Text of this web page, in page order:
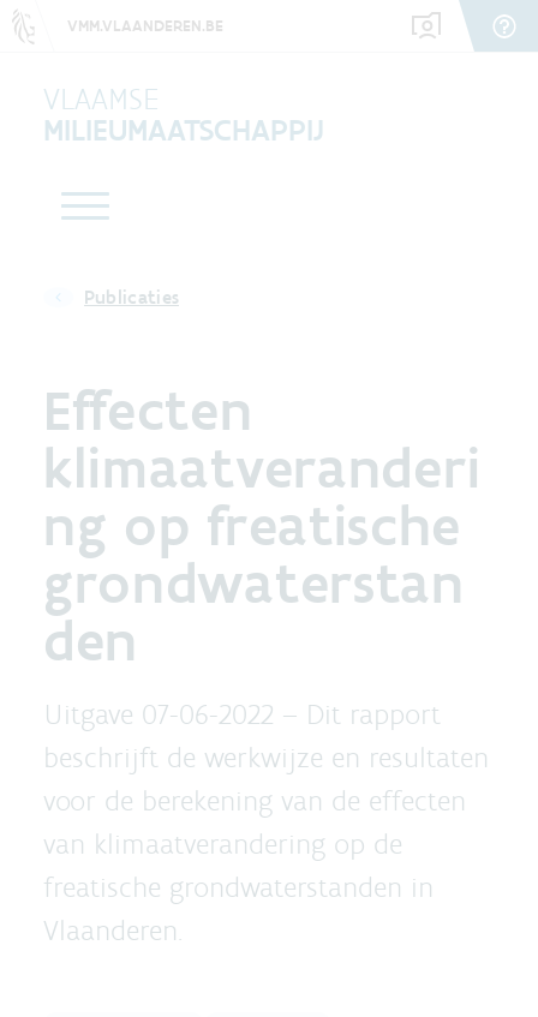
VMM.VLAANDEREN.BE
VLAAMSE
MILIEUMAATSCHAPPIJ
Publicaties
Effecten
klimaatveranderi
ng op freatische
grondwaterstan
den
Uitgave 07-06-2022 – Dit rapport
beschrijft de werkwijze en resultaten
voor de berekening van de effecten
van klimaatverandering op de
freatische grondwaterstanden in
Vlaanderen.